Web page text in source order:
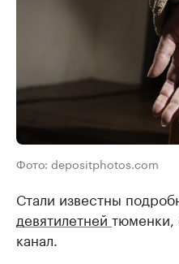
Фото: depositphotos.com
Стали известны
девятилетней тюменки,
канал.